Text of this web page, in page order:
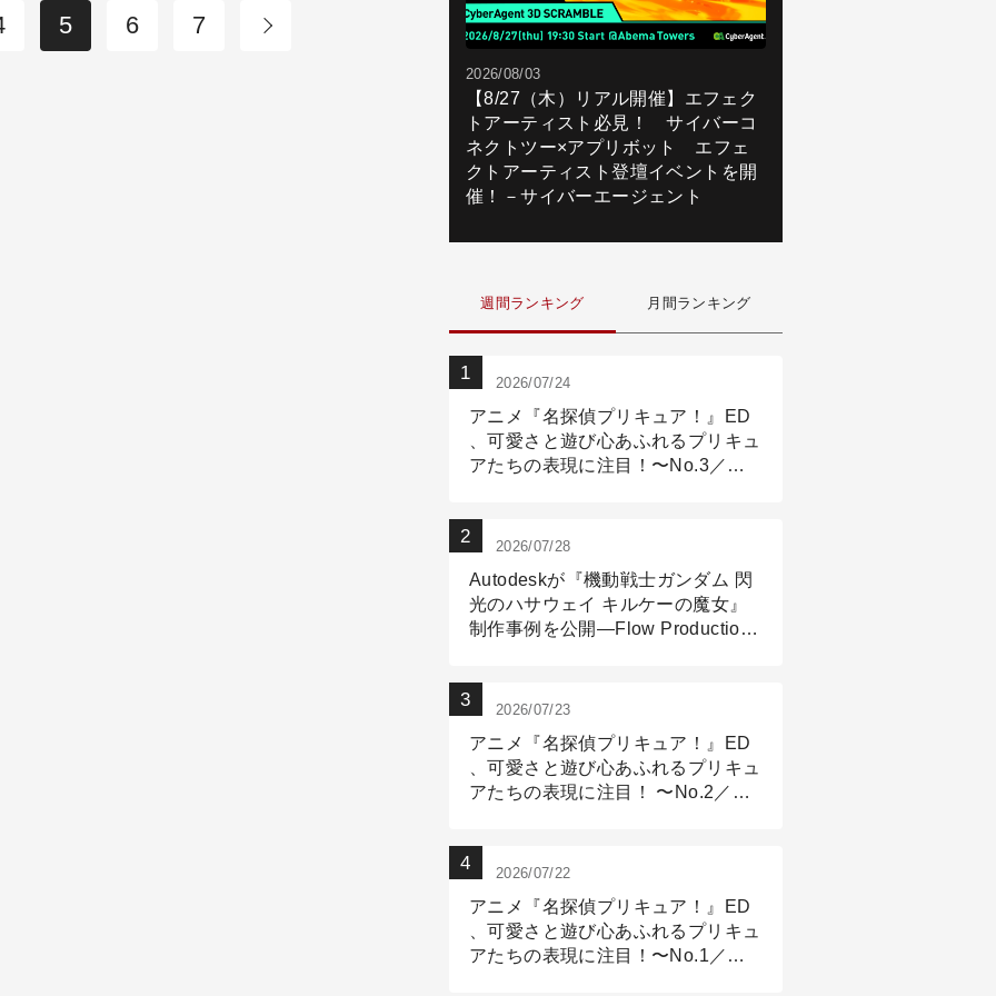
5 6 7
2026/08/03
【8/27（木）リアル開催】エフェク
トアーティスト必見！ サイバーコ
ネクトツー×アプリボット エフェ
クトアーティスト登壇イベントを開
催！－サイバーエージェント
週間ランキング 月間ランキング
2026/07/24
アニメ『名探偵プリキュア！』ED
、可愛さと遊び心あふれるプリキュ
アたちの表現に注目！〜No.3／ア
2026/07/28
Autodeskが『機動戦士ガンダム 閃
光のハサウェイ キルケーの魔女』
制作事例を公開―Flow Production
2026/07/23
アニメ『名探偵プリキュア！』ED
、可愛さと遊び心あふれるプリキュ
アたちの表現に注目！ 〜No.2／モ
2026/07/22
アニメ『名探偵プリキュア！』ED
、可愛さと遊び心あふれるプリキュ
アたちの表現に注目！〜No.1／演